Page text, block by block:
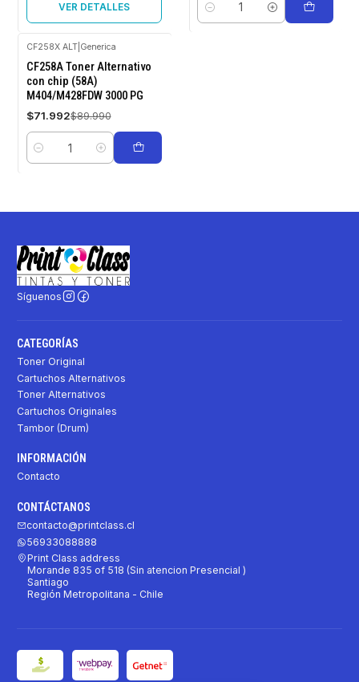
VER DETALLES
Cantidad
-20%
OFF
CF258X ALT| Generica
CF258A Toner Alternativo
con chip (58A)
M404/M428FDW 3000 PG
$71.992$89.990
Cantidad
Síguenos
CATEGORÍAS
Toner Original
Cartuchos Alternativos
Toner Alternativos
Cartuchos Originales
Tambor (Drum)
INFORMACIÓN
Contacto
CONTÁCTANOS
contacto@printclass.cl
56933088888
Print Class address
Morande 835 of 518 (Sin atencion Presencial )
Santiago
Región Metropolitana - Chile